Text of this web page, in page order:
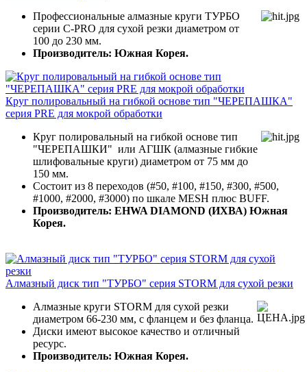
Профессиональные алмазные круги ТУРБО
серии C-PRO для сухой резки диаметром от
100 до 230 мм.
Производитель: Южная Корея.
Круг полировальный на гибкой основе тип "ЧЕРЕПАШКА"
серия PRE для мокрой обработки
Круг полировальный на гибкой основе тип
"ЧЕРЕПАШКИ" или АГШК (алмазные гибкие
шлифовальные круги) диаметром от 75 мм до
150 мм.
Состоит из 8 переходов (#50, #100, #150, #300, #500,
#1000, #2000, #3000) по шкале MESH плюс BUFF.
Производитель: EHWA DIAMOND (ИХВА) Южная
Корея.
Алмазный диск тип "ТУРБО" серия STORM для сухой резки
Алмазные круги STORM для сухой резки
диаметром 66-230 мм, с фланцем и без фланца.
Диски имеют высокое качество и отличный
ресурс.
Производитель: Южная Корея.